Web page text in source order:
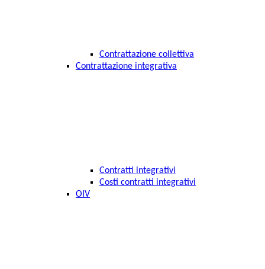
Contrattazione collettiva
Contrattazione integrativa
Contratti integrativi
Costi contratti integrativi
OIV